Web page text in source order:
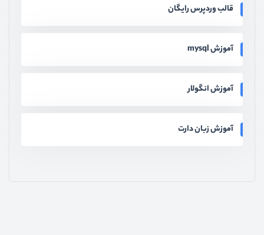
قالب وردپرس رایگان
آموزش mysql
آموزش انگولار
آموزش زبان دارت